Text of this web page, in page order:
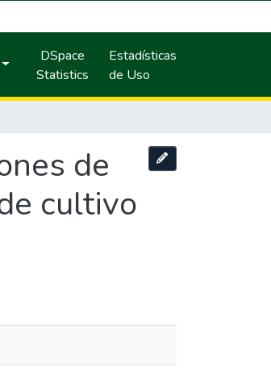
DSpace
Statistics
Estadísticas
de Uso
de
cultivo